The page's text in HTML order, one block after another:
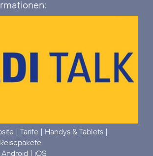
| Tarife | Handys & Tablets |
Reisepakete
Android | iOS